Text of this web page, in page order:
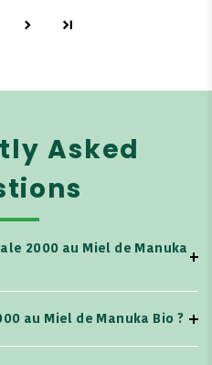
Asked
2000 au Miel de Manuka
au Miel de Manuka Bio ?